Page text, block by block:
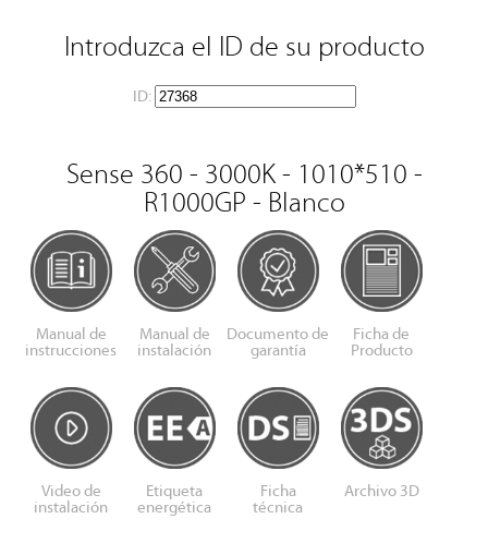
Introduzca el ID de su producto
ID:
Sense 360 - 3000K - 1010*510 -
R1000GP - Blanco
Manual de
instrucciones
Manual de
instalación
Documento de
garantía
Ficha de
Producto
Video de
instalación
Etiqueta
energética
Ficha
técnica
Archivo 3D